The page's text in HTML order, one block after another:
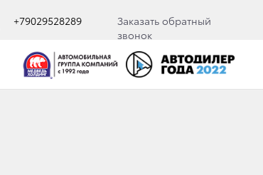
+79029528289
Заказать обратный
звонок